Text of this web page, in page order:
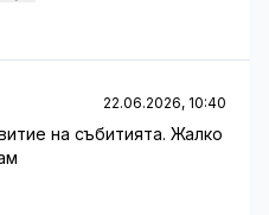
22.06.2026, 10:40
на събитията. Жалко